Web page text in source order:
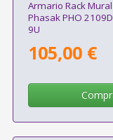
Armario Rack
Phasak PHO
9U
105,00 €